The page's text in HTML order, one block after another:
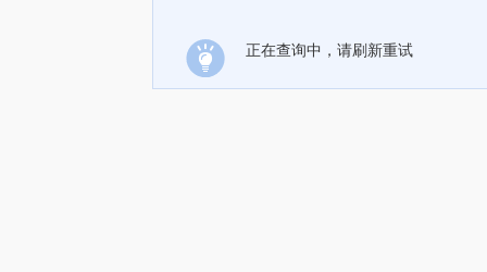
正在查询中，请刷新重试